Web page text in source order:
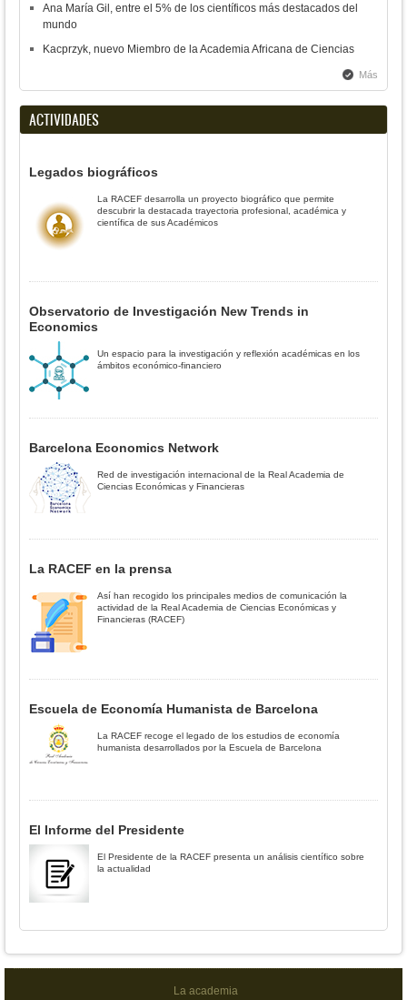
Ana María Gil, entre el 5% de los científicos más destacados del
mundo
Kacprzyk, nuevo Miembro de la Academia Africana de Ciencias
Más
ACTIVIDADES
Legados biográficos
La RACEF desarrolla un proyecto biográfico que permite
descubrir la destacada trayectoria profesional, académica y
científica de sus Académicos
Observatorio de Investigación New Trends in
Economics
Un espacio para la investigación y reflexión académicas en los
ámbitos económico-financiero
Barcelona Economics Network
Red de investigación internacional de la Real Academia de
Ciencias Económicas y Financieras
La RACEF en la prensa
Así han recogido los principales medios de comunicación la
actividad de la Real Academia de Ciencias Económicas y
Financieras (RACEF)
Escuela de Economía Humanista de Barcelona
La RACEF recoge el legado de los estudios de economía
humanista desarrollados por la Escuela de Barcelona
El Informe del Presidente
El Presidente de la RACEF presenta un análisis científico sobre
la actualidad
La academia